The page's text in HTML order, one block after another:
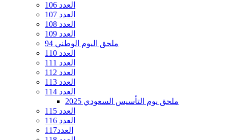
العدد 106
العدد 107
العدد 108
العدد 109
ملحق اليوم الوطني 94
العدد 110
العدد 111
العدد 112
العدد 113
العدد 114
ملحق يوم التأسيس السعودي 2025
العدد 115
العدد 116
العدد117